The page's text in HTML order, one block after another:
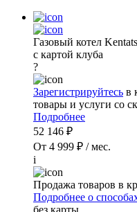
Газовый котел
с картой клуба
?
Зарегистрируйтесь в
товары и услуги со
Подробнее
52 146 ₽
От 4 999 ₽ / мес.
i
Продажа товаров в
Подробнее о
без карты